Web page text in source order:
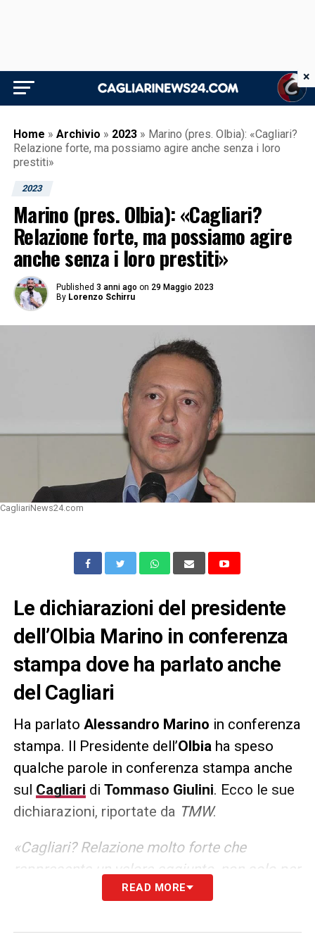
Home » Archivio » 2023 » Marino (pres. Olbia): «Cagliari?
Relazione forte, ma possiamo agire anche senza i loro
prestiti»
2023
Marino (pres. Olbia): «Cagliari?
Relazione forte, ma possiamo agire
anche senza i loro prestiti»
Published 3 anni ago on 29 Maggio 2023
By Lorenzo Schirru
CagliariNews24.com
Le dichiarazioni del presidente
dell’Olbia Marino in conferenza
stampa dove ha parlato anche
del Cagliari
Ha parlato Alessandro Marino in conferenza
stampa. Il Presidente dell’Olbia ha speso
qualche parole in conferenza stampa anche
sul Cagliari di Tommaso Giulini. Ecco le sue
dichiarazioni, riportate da TMW.
«Cagliari? Relazione molto forte che
rappresenta un valore aggiunto, non solo per
la prima squadra ma in generale per il
instaurato a livello giovanile, un lavoro
READ MORE
×